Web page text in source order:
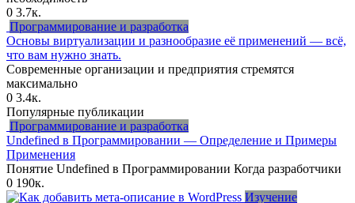
0 3.7к.
Программирование и разработка
Основы виртуализации и разнообразие её применений — всё,
что вам нужно знать.
Современные организации и предприятия стремятся
максимально
0 3.4к.
Популярные публикации
Программирование и разработка
Undefined в Программировании — Определение и Примеры
Применения
Понятие Undefined в Программировании Когда разработчики
0 190к.
Изучение